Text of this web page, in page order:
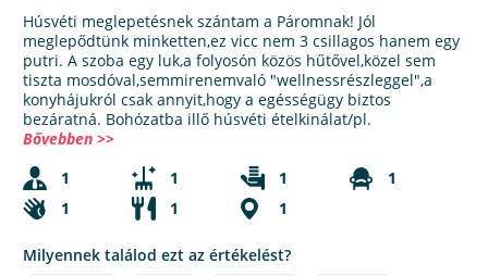
Húsvéti meglepetésnek szántam a Páromnak! Jól
meglepődtünk minketten,ez vicc nem 3 csillagos hanem egy
putri. A szoba egy luk,a folyosón közös hűtővel,közel sem
tiszta mosdóval,semmirenemvaló "wellnessrészleggel",a
konyhájukról csak annyit,hogy a egésségügy biztos
bezáratná. Bohózatba illő húsvéti ételkinálat/pl.
Bővebben >>
1
1 1
1
1
1 1
Milyennek találod ezt az értékelést?